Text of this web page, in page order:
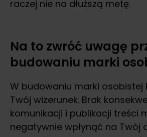
raczej nie na dłuższą metę.
Na to zwróć uwagę
budowaniu marki
W budowaniu marki osobistej
Twój wizerunek. Brak
komunikacji i publikacji treści
negatywnie wpłynąć na Twój